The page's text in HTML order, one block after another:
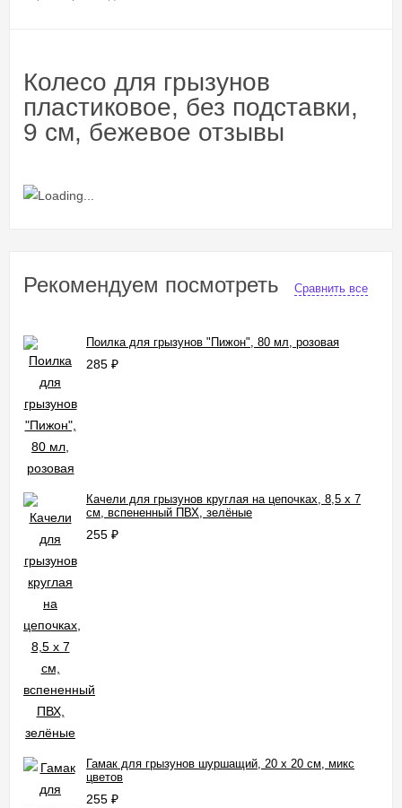
Колесо для грызунов
пластиковое, без подставки,
9 см, бежевое отзывы
Рекомендуем посмотреть Сравнить все
Поилка для грызунов "Пижон", 80 мл, розовая
285 ₽
Качели для грызунов круглая на цепочках, 8,5 х 7
см, вспененный ПВХ, зелёные
255 ₽
Гамак для грызунов шуршащий, 20 х 20 см, микс
цветов
255 ₽